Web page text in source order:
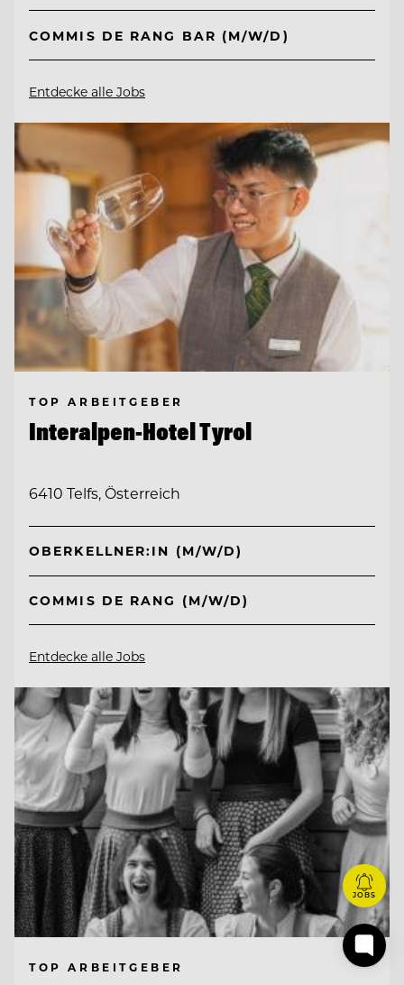
COMMIS DE RANG BAR (M/W/D)
Entdecke alle Jobs
TOP ARBEITGEBER
Interalpen-Hotel Tyrol
6410 Telfs, Österreich
OBERKELLNER:IN (M/W/D)
COMMIS DE RANG (M/W/D)
Entdecke alle Jobs
TOP ARBEITGEBER
JOBS